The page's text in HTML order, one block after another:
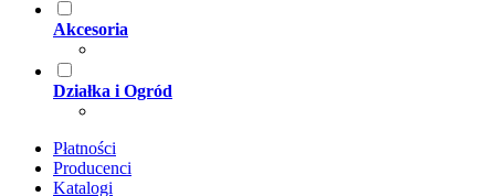
Akcesoria
Działka i Ogród
Płatności
Producenci
Katalogi